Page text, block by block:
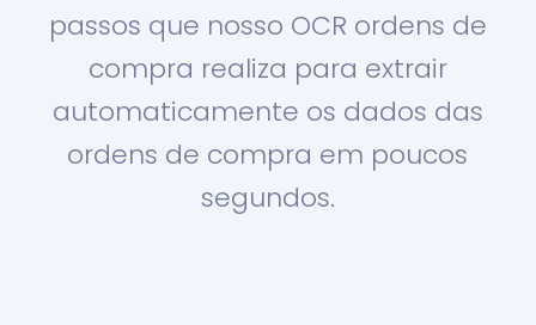
passos que nosso OCR ordens de
compra realiza para extrair
automaticamente os dados das
ordens de compra em poucos
segundos.